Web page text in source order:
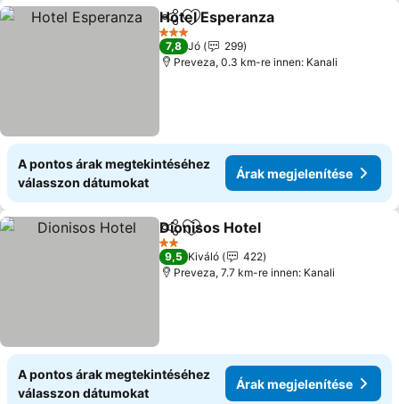
Megosztás
Hozzáadás a kedvencekhez
Hotel Esperanza
3 Kategória
7,8 Jó
299
Preveza, 0.3 km-re innen: Kanali
A pontos árak megtekintéséhez
válasszon dátumokat
Árak megjelenítése
Megosztás
Hozzáadás a kedvencekhez
Dionisos Hotel
2 Kategória
9,5 Kiváló
422
Preveza, 7.7 km-re innen: Kanali
A pontos árak megtekintéséhez
válasszon dátumokat
Árak megjelenítése